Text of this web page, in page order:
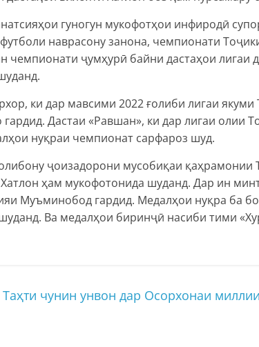
гуногун мукофотҳои инфиродӣ
наврасону занона, чемпионати
чемпионати ҷумҳурӣ байни дастаҳои лигаи
ки дар мавсими 2022 ғолиби лигаи якуми
гардид. Дастаи «Равшан», ки дар лигаи олии
нуқраи чемпионат сарфароз шуд.
ҷоизадорони мусобиқаи қаҳрамонии
ҳам мукофотонида шуданд. Дар ин
Муъминобод гардид. Медалҳои нуқра ба
Ва медалҳои биринҷӣ насиби тими
чунин унвон дар Осорхонаи